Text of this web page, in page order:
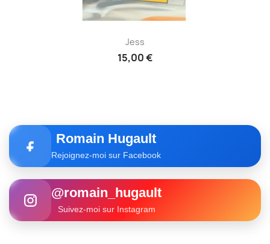
Jess
15,00 €
Romain Hugault
Rejoignez-moi sur Facebook
@romain_hugault
Suivez-moi sur Instagram